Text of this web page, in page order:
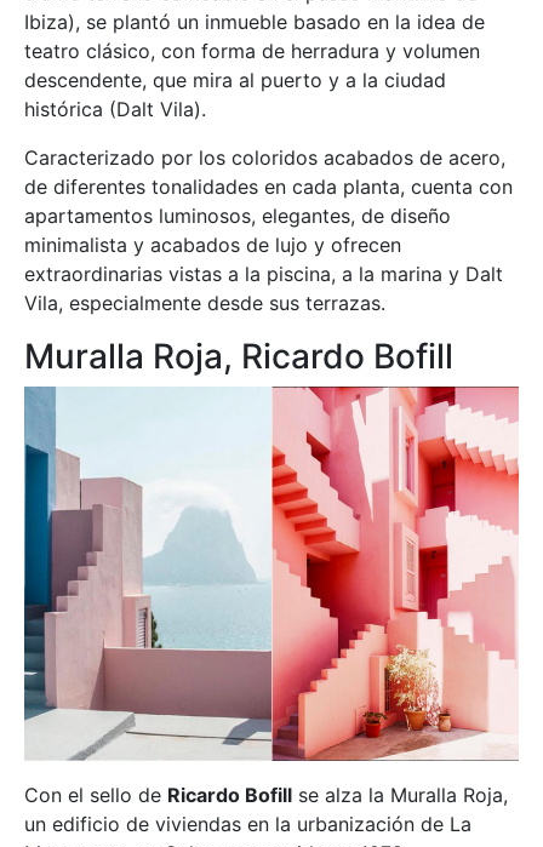
Ibiza), se plantó un inmueble basado en la idea de
teatro clásico, con forma de herradura y volumen
descendente, que mira al puerto y a la ciudad
histórica (Dalt Vila).
Caracterizado por los coloridos acabados de acero,
de diferentes tonalidades en cada planta, cuenta con
apartamentos luminosos, elegantes, de diseño
minimalista y acabados de lujo y ofrecen
extraordinarias vistas a la piscina, a la marina y Dalt
Vila, especialmente desde sus terrazas.
Muralla Roja, Ricardo Bofill
Con el sello de Ricardo Bofill se alza la Muralla Roja,
un edificio de viviendas en la urbanización de La